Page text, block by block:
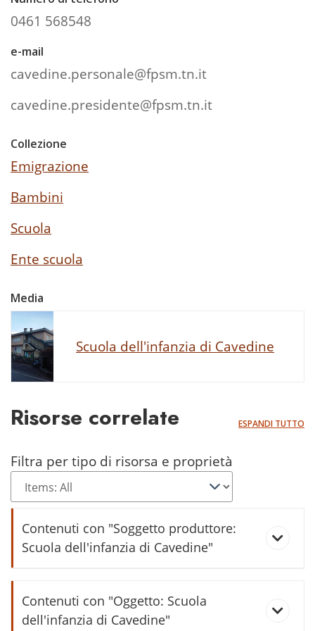
0461 568548
e-mail
cavedine.personale@fpsm.tn.it
cavedine.presidente@fpsm.tn.it
Collezione
Emigrazione
Bambini
Scuola
Ente scuola
Media
Scuola dell'infanzia di Cavedine
Risorse correlate ESPANDI TUTTO
Filtra per tipo di risorsa e proprietà
Contenuti con "Soggetto produttore:
Scuola dell'infanzia di Cavedine"
Contenuti con "Oggetto: Scuola
dell'infanzia di Cavedine"